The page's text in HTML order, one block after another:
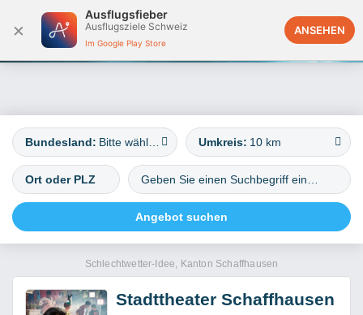
×
Ausflugsfieber
Ausflugsziele Schweiz
Im Google Play Store
ANSEHEN
Deutschland
Bundesland: Umkreis: 10 km
Schlechtwetter-Idee, Kanton Schaffhausen
Stadttheater Schaffhausen